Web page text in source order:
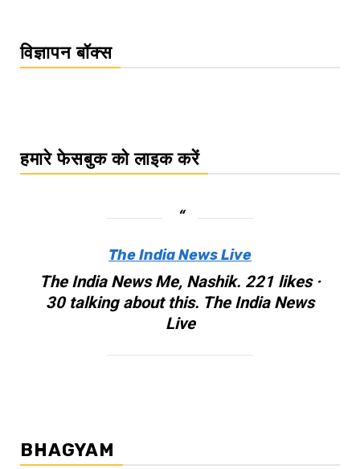
विज्ञापन बॉक्स
हमारे फेसबुक को लाइक करें
The India News Live
The India News Me, Nashik. 221 likes ·
30 talking about this. The India News
Live
BHAGYAM